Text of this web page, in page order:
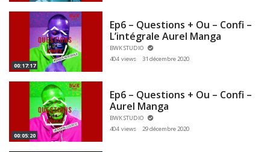
00:17:17
Ep6 – Questions + Ou – Confi –
L’intégrale Aurel Manga
BWK STUDIO
404 views
31 décembre 2020
00:05:20
Ep6 – Questions + Ou – Confi –
Aurel Manga
BWK STUDIO
404 views
29 décembre 2020